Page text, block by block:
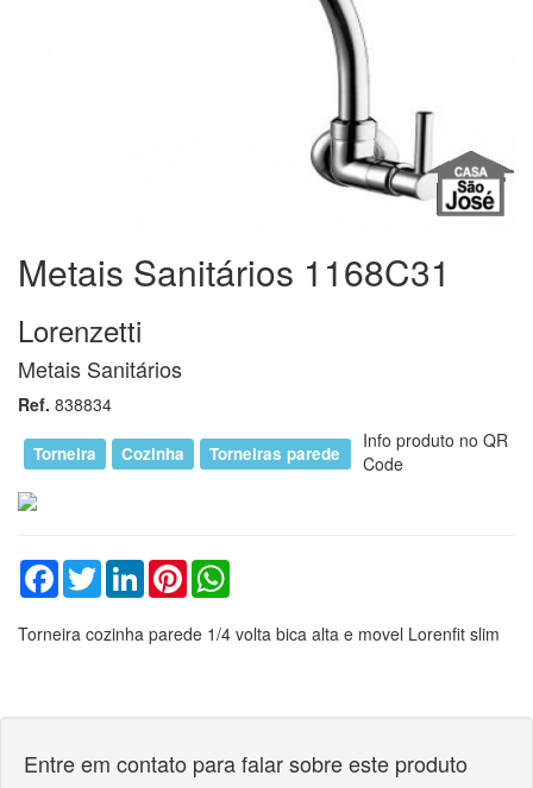
Metais Sanitários 1168C31
Lorenzetti
Metais Sanitários
Ref. 838834
Torneira Cozinha Torneiras parede
Info produto no QR
Code
Facebook
TwitterLinkedInPinterest
Torneira cozinha parede 1/4 volta bica alta e movel Lorenfit slim
Entre em contato para falar sobre este produto